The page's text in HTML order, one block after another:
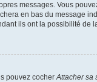
messages. Vous
en bas du message
ils ont la possibilité
pouvez cocherAttacher sa